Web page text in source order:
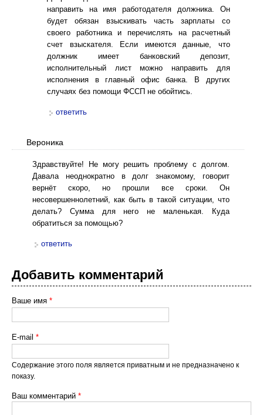
направить на имя работодателя должника. Он
будет обязан взыскивать часть зарплаты со
своего работника и перечислять на расчетный
счет взыскателя. Если имеются данные, что
должник имеет банковский депозит,
исполнительный лист можно направить для
исполнения в главный офис банка. В других
случаях без помощи ФССП не обойтись.
ответить
Вероника
Здравствуйте! Не могу решить проблему с долгом.
Давала неоднократно в долг знакомому, говорит
вернёт скоро, но прошли все сроки. Он
несовершеннолетний, как быть в такой ситуации, что
делать? Сумма для него не маленькая. Куда
обратиться за помощью?
ответить
Добавить комментарий
Ваше имя *
E-mail *
Содержание этого поля является приватным и не предназначено к
показу.
Ваш комментарий *